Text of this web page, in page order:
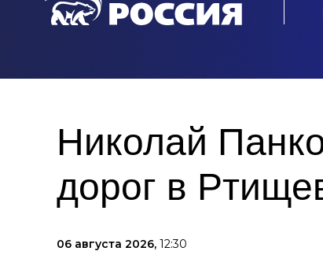
Николай
дорог в
06 августа 2026, 12:30